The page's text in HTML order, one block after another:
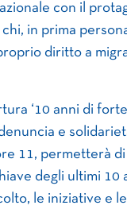
con il
in prima
diritto a
‘10 anni di
e
11, permetterà
degli ultimi 10
le iniziative e